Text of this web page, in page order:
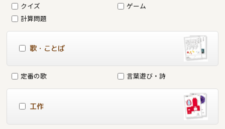
クイズ
ゲーム
計算問題
歌・ことば
定番の歌 言葉遊び・詩
工作